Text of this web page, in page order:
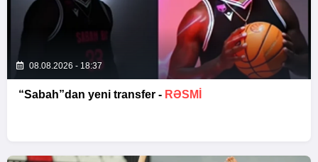
08.08.2026 - 18:37
“Sabah”dan yeni transfer - RƏSMİ